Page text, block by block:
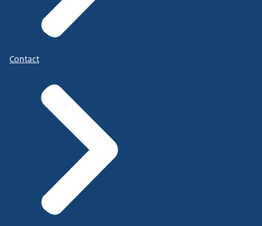
Contact